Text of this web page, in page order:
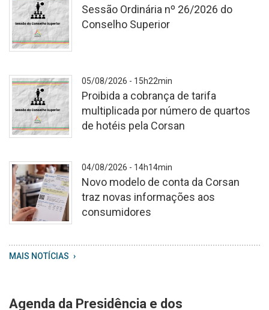
A
Sessão Ordinária nº 26/2026 do
Conselho Superior
Cópia
de
Consultas
e
Audiência
05/08/2026 - 15h22min
Proibida a cobrança de tarifa
multiplicada por número de quartos
de hotéis pela Corsan
WhatsApp
Image
04
04/08/2026 - 14h14min
Novo modelo de conta da Corsan
traz novas informações aos
consumidores
MAIS NOTÍCIAS
Agenda da Presidência e dos